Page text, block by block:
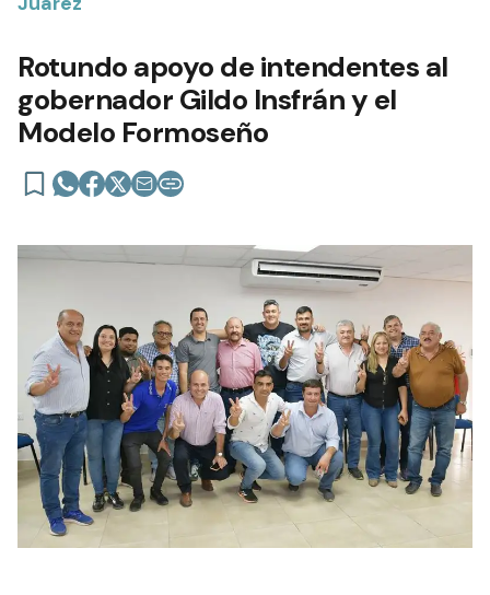
Rotundo apoyo de intendentes al
gobernador Gildo Insfrán y el
Modelo Formoseño